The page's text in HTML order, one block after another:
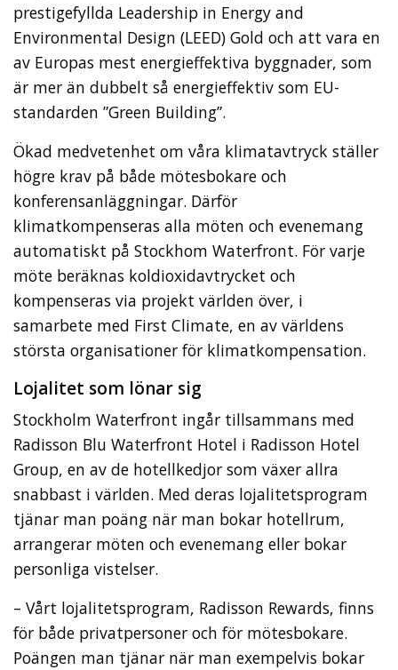
prestigefyllda Leadership in Energy and
Environmental Design (LEED) Gold och att vara en
av Europas mest energieffektiva byggnader, som
är mer än dubbelt så energieffektiv som EU-
standarden ”Green Building”.
Ökad medvetenhet om våra klimatavtryck ställer
högre krav på både mötesbokare och
konferensanläggningar. Därför
klimatkompenseras alla möten och evenemang
automatiskt på Stockhom Waterfront. För varje
möte beräknas koldioxidavtrycket och
kompenseras via projekt världen över, i
samarbete med First Climate, en av världens
största organisationer för klimatkompensation.
Lojalitet som lönar sig
Stockholm Waterfront ingår tillsammans med
Radisson Blu Waterfront Hotel i Radisson Hotel
Group, en av de hotellkedjor som växer allra
snabbast i världen. Med deras lojalitetsprogram
tjänar man poäng när man bokar hotellrum,
arrangerar möten och evenemang eller bokar
personliga vistelser.
– Vårt lojalitetsprogram, Radisson Rewards, finns
för både privatpersoner och för mötesbokare.
Poängen man tjänar när man exempelvis bokar